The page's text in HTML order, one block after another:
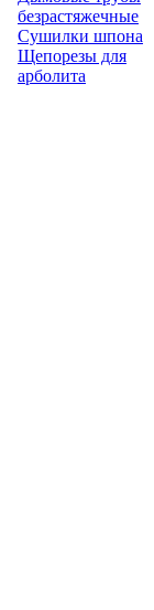
безрастяжечные
Сушилки шпона
Щепорезы для
арболита